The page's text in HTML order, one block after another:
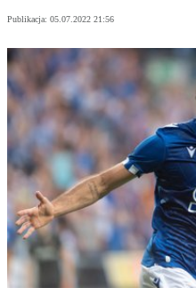
Publikacja: 05.07.2022 21:56